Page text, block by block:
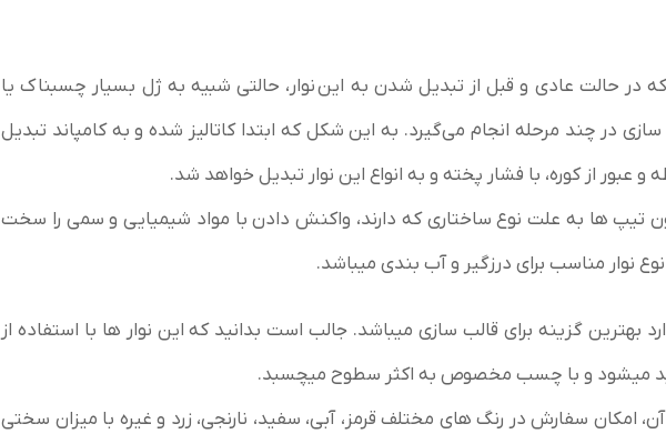
در حالت عادی و قبل از تبدیل شدن به ایننوار، حالتی شبیه به ژل بسیار چسبناک یا
سازی در چند مرحله انجام می‌گیرد. به این شکل که ابتدا کاتالیز شده و به کامپاند تبدیل
عبور از کوره، با فشار پخته و به انواع این نوار تبدیل خواهد شد.
تیپ ها به علت نوع ساختاری که دارند، واکنش دادن با مواد شیمیایی و سمی را سخت
نوار مناسب برای درزگیر و آب بندی میباشد.
بهترین گزینه برای قالب سازی میباشد. جالب است بدانید که این نوار ها با استفاده از
میشود و با چسب مخصوص به اکثر سطوح میچسبد.
آن، امکان سفارش در رنگ های مختلف قرمز، آبی، سفید، نارنجی، زرد و غیره با میزان سختی